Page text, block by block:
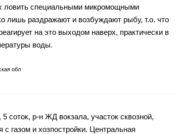
ловить специальными микромощными
лишь раздражают и возбуждают рыбу, т.о. что
на это выходом наверх, практически в
воды.
обл
соток, р-н ЖД вокзала, участок сквозной,
газом и хозпостройки. Центральная